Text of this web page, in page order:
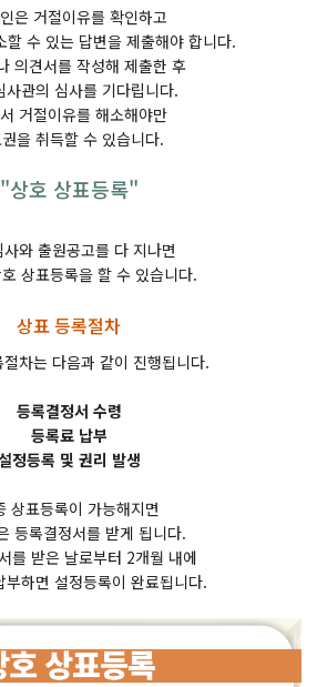
은 거절이유를 확인하고
할 수 있는 답변을 제출해야 합니다.
의견서를 작성해 제출한 후
사관의 심사를 기다립니다.
거절이유를 해소해야만
을 취득할 수 있습니다.
"상호 상표등록"
와 출원공고를 다 지나면
상표등록을 할 수 있습니다.
상표 등록절차
차는 다음과 같이 진행됩니다.
등록결정서 수령
등록료 납부
정등록 및 권리 발생
상표등록이 가능해지면
등록결정서를 받게 됩니다.
를 받은 날로부터 2개월 내에
부하면 설정등록이 완료됩니다.